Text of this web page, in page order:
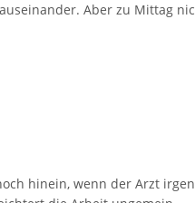
Aber zu Mittag
hinein, wenn der Arzt